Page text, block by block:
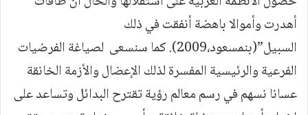
أهدرت وأموالا باهضة أنفقت في ذلك
السبيل”(بنمسعود،2009). كما سنسعى لصياغة الفرضيات
الفرعية والرئيسية المفسرة لذلك الإعضال والأزمة الخانقة
عسانا نسهم في رسم معالم رؤية تقترح البدائل وتساعد على